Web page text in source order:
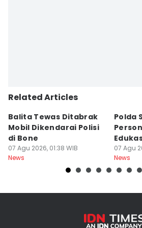
Related Articles
Balita Tewas Ditabrak
Mobil Dikendarai Polisi
di Bone
07 Agu 2026, 01:38 WIB
News
Polda
07 Agu
News